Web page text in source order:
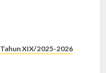
Tahun XIX/2025-2026